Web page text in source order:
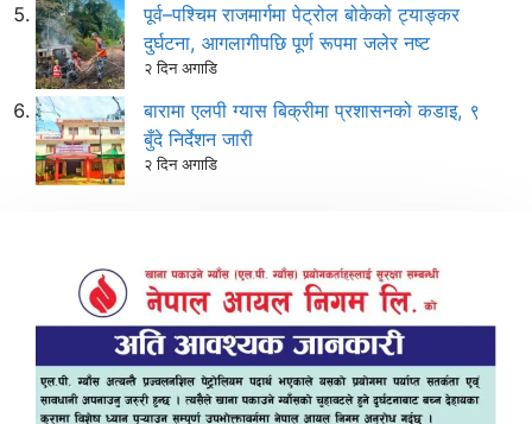
पूर्व–पश्चिम राजमार्गमा पेट्रोल बोकेको ट्याङ्कर
दुर्घटना, आगलागीपछि पूर्ण रूपमा जलेर नष्ट
२ दिन अगाडि
बारामा एलपी ग्यास बिक्रीमा प्रशासनको कडाइ, ९
बुँदे निर्देशन जारी
२ दिन अगाडि